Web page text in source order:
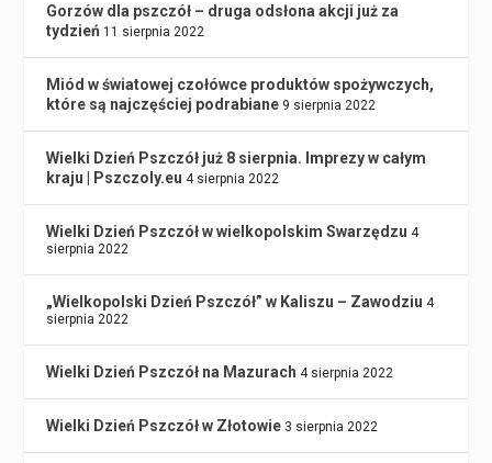
Gorzów dla pszczół – druga odsłona akcji już za
tydzień 11 sierpnia 2022
Miód w światowej czołówce produktów spożywczych,
które są najczęściej podrabiane 9 sierpnia 2022
Wielki Dzień Pszczół już 8 sierpnia. Imprezy w całym
kraju | Pszczoly.eu 4 sierpnia 2022
Wielki Dzień Pszczół w wielkopolskim Swarzędzu 4
sierpnia 2022
„Wielkopolski Dzień Pszczół” w Kaliszu – Zawodziu 4
sierpnia 2022
Wielki Dzień Pszczół na Mazurach 4 sierpnia 2022
Wielki Dzień Pszczół w Złotowie 3 sierpnia 2022